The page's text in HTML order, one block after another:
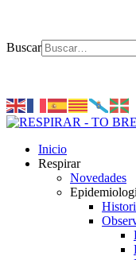
Buscar
Inicio
Respirar
Novedades